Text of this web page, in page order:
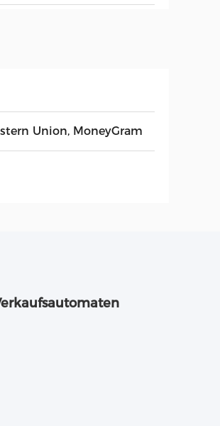
Union, MoneyGram